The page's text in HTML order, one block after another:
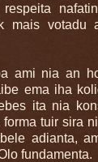
mais
ami nia an
ema iha
ita nia
tuir sira
adianta,
fundamenta.